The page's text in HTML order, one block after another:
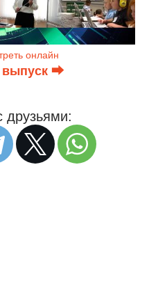
онлайн
⮕
друзьями: